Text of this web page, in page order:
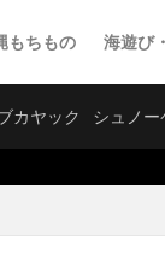
もちもの 海遊び
カヤック シュノー